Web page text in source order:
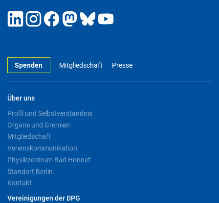
Spenden Mitgliedschaft Presse
Über uns
Profil und Selbstverständnis
Organe und Gremien
Mitgliedschaft
Vereinskommunikation
Physikzentrum Bad Honnef
Standort Berlin
Kontakt
Vereinigungen der DPG